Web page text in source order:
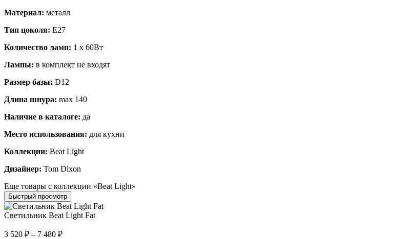
Материал: металл
Тип цоколя: E27
Количество ламп: 1 x 60Вт
Лампы: в комплект не входят
Размер базы: D12
Длина шнура: max 140
Наличие в каталоге: да
Место использования: для кухни
Коллекции: Beat Light
Дизайнер: Tom Dixon
Еще товары с коллекции «Beat Light»
Быстрый просмотр
Светильник Beat Light Fat
3 520 ₽ – 7 480 ₽